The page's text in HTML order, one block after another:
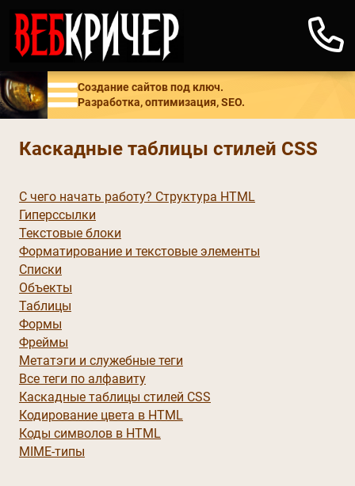
Создание сайтов под ключ.
Разработка, оптимизация, SEO.
Каскадные таблицы стилей CSS
С чего начать работу? Структура HTML
Гиперссылки
Текстовые блоки
Форматирование и текстовые элементы
Списки
Объекты
Таблицы
Формы
Фреймы
Метатэги и служебные теги
Все теги по алфавиту
Каскадные таблицы стилей CSS
Кодирование цвета в HTML
Коды символов в HTML
MIME-типы